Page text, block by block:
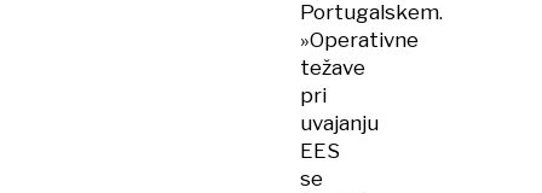
Portugalskem.
»Operativne
težave
pri
uvajanju
EES
se